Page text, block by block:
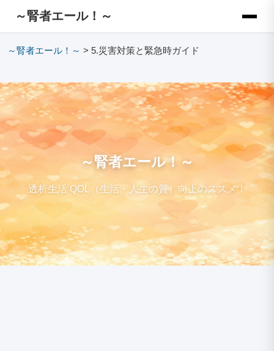
～腎者エール！～
～腎者エール！～ > 5.災害対策と緊急時ガイド
～腎者エール！～
透析生活 QOL（生活・人生の質）向上のススメ！